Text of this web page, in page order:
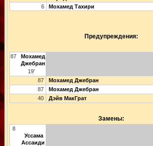
6
Мохамед Тахири
Предупреждения:
87
Мохамед
Джебран
19'
87
Мохамед Джебран
87
Мохамед Джебран
40
Дэйв МакГрат
Замены:
8
Уссама
Ассаиди